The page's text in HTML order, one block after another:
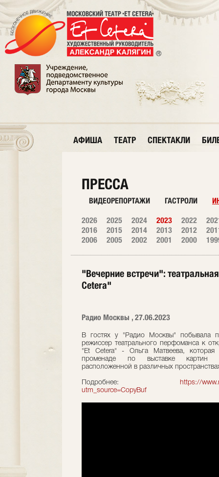
АФИША ТЕАТР СПЕКТАКЛИ
ПРЕССА
ВИДЕОРЕПОРТАЖИ ГАСТРОЛИ
2026 2025 2024 2023 2022
2016
2015 2014 2013 2012
2006
2005 2002 2001 2000
"Вечерние встречи":
Cetera"
Радио Москвы , 27.06.2023
В гостях у "Радио Москвы" побывала
режиссер театрального перфоманса к
"Et Cetera" - Ольга Матвеева, которая
променаде по выставке картин
расположенной в различных
Подробнее: https://
utm_source=CopyBuf